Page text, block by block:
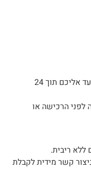
ניתן להזמין משלוח + תלייה מקצועית עד אליכם תוך 24
לפני הרכישה או
קשר מידית לקבלת